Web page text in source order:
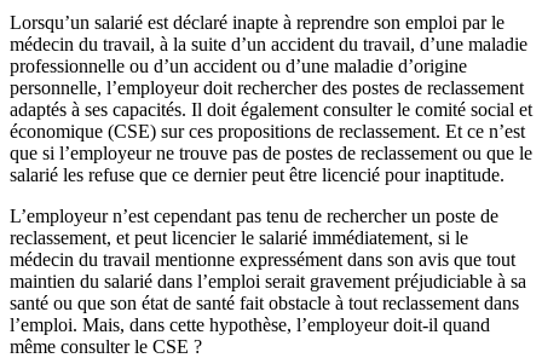
Lorsqu’un salarié est déclaré inapte à reprendre son emploi par le
médecin du travail, à la suite d’un accident du travail, d’une maladie
professionnelle ou d’un accident ou d’une maladie d’origine
personnelle, l’employeur doit rechercher des postes de reclassement
adaptés à ses capacités. Il doit également consulter le comité social et
économique (CSE) sur ces propositions de reclassement. Et ce n’est
que si l’employeur ne trouve pas de postes de reclassement ou que le
salarié les refuse que ce dernier peut être licencié pour inaptitude.
L’employeur n’est cependant pas tenu de rechercher un poste de
reclassement, et peut licencier le salarié immédiatement, si le
médecin du travail mentionne expressément dans son avis que tout
maintien du salarié dans l’emploi serait gravement préjudiciable à sa
santé ou que son état de santé fait obstacle à tout reclassement dans
l’emploi. Mais, dans cette hypothèse, l’employeur doit-il quand
même consulter le CSE ?